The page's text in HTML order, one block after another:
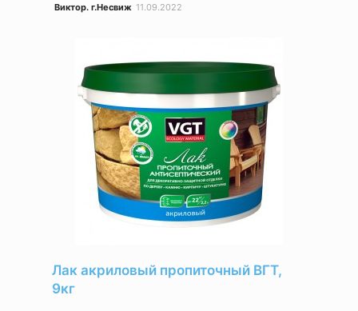
Виктор. г.Несвиж 11.09.2022
Лак акриловый пропиточный ВГТ,
9кг